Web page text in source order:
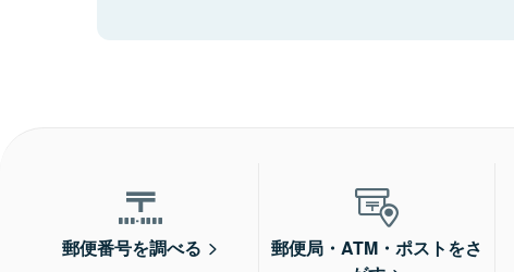
郵便番号を調べる
郵便局・ATM・ポストをさ